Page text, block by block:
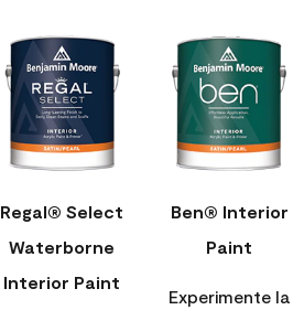
Regal® Select
Waterborne
Interior Paint
Ben® Interior
Paint
Experimente la